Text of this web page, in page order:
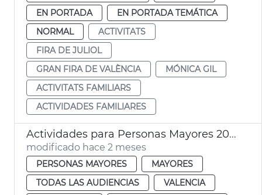
EN PORTADA
EN PORTADA TEMÁTICA
NORMAL
ACTIVITATS
FIRA DE JULIOL
GRAN FIRA DE VALÈNCIA
MÓNICA GIL
ACTIVITATS FAMILIARS
ACTIVIDADES FAMILIARES
Actividades para Personas Mayores 2026-2027
modificado hace 2 meses
PERSONAS MAYORES
MAYORES
TODAS LAS AUDIENCIAS
VALENCIA